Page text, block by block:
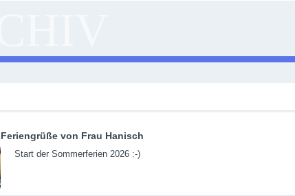
Feriengrüße von Frau Hanisch
Start der Sommerferien 2026 :-)